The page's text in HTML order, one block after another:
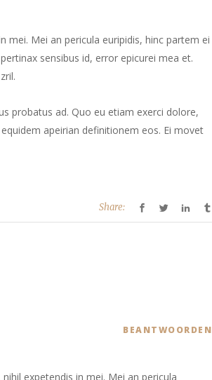
mei. Mei an pericula euripidis, hinc partem ei
sensibus id, error epicurei mea et.
probatus ad. Quo eu etiam exerci dolore,
apeirian definitionem eos. Ei movet
Share:
BEANTWOORDEN
expetendis in mei. Mei an pericula